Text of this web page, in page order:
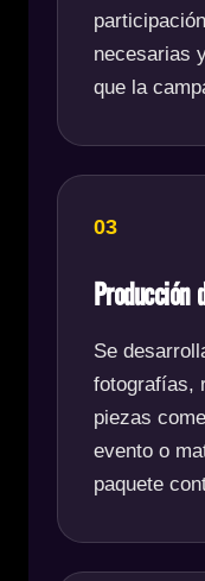
necesarias
que la
03
Producción
Se
fotografías,
piezas
evento o
paquete